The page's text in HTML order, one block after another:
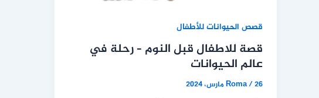
قصص الحيوانات للأطفال
قصة للاطفال قبل النوم – رحلة في
عالم الحيوانات
Roma/26 مارس، 2024